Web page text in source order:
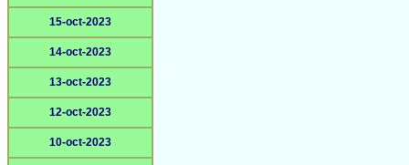
15-oct-2023
14-oct-2023
13-oct-2023
12-oct-2023
10-oct-2023